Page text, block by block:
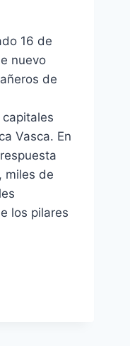
16 de
nuevo
de
Vasca. En
miles de
los pilares